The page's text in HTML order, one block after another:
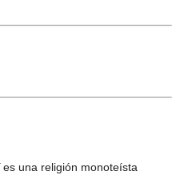
es una religión monoteísta